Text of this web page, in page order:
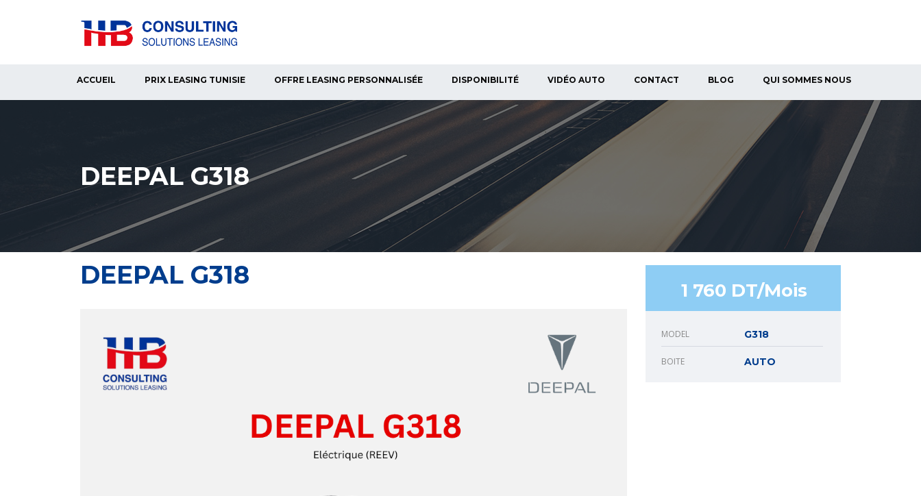
ACCUEIL PRIX LEASING TUNISIE OFFRE LEASING PERSONNALISÉE DISPONIBILITÉ VIDÉO AUTO CONTACT BLOG QUI SOMMES NOUS
DEEPAL G318
DEEPAL G318
1 760 DT/Mois
MODEL G318
BOITE AUTO